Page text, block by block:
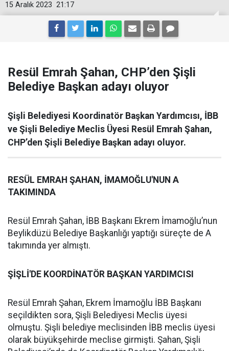
21:17
15 Aralık 2023
Resül Emrah Şahan, CHP’den Şişli
Belediye Başkan adayı oluyor
Şişli Belediyesi Koordinatör Başkan Yardımcısı, İBB
ve Şişli Belediye Meclis Üyesi Resül Emrah Şahan,
CHP’den Şişli Belediye Başkan adayı oluyor.
RESÜL EMRAH ŞAHAN, İMAMOĞLU'NUN A
TAKIMINDA
Resül Emrah Şahan, İBB Başkanı Ekrem İmamoğlu’nun
Beylikdüzü Belediye Başkanlığı yaptığı süreçte de A
takımında yer almıştı.
ŞİŞLİ'DE KOORDİNATÖR BAŞKAN YARDIMCISI
Resül Emrah Şahan, Ekrem İmamoğlu İBB Başkanı
seçildikten sora, Şişli Belediyesi Meclis üyesi
olmuştu. Şişli belediye meclisinden İBB meclis üyesi
olarak büyükşehirde meclise girmişti. Şahan, Şişli